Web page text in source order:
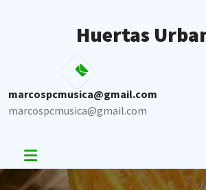
Huertas
marcospcmusica@gmail.com
marcospcmusica@gmail.com